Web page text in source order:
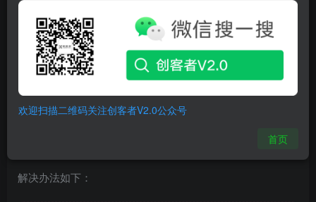
解决办法如下：
欢迎扫描二维码关注创客者V2.0公众号
首页